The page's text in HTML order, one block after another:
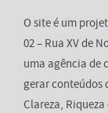
O site é um
02 – Rua XV de
uma agência de
gerar conteúdos
Clareza,